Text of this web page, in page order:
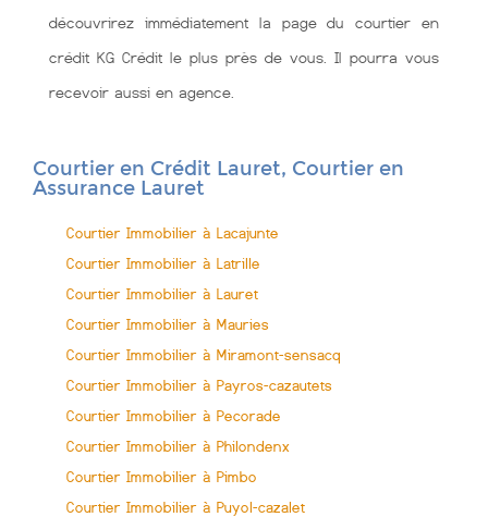
découvrirez immédiatement la page du courtier en
crédit KG Crédit le plus près de vous. Il pourra vous
recevoir aussi en agence.
Courtier en Crédit Lauret, Courtier en
Assurance Lauret
Courtier Immobilier à Lacajunte
Courtier Immobilier à Latrille
Courtier Immobilier à Lauret
Courtier Immobilier à Mauries
Courtier Immobilier à Miramont-sensacq
Courtier Immobilier à Payros-cazautets
Courtier Immobilier à Pecorade
Courtier Immobilier à Philondenx
Courtier Immobilier à Pimbo
Courtier Immobilier à Puyol-cazalet